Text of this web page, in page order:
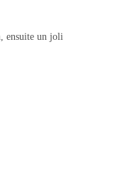
ensuite un joli